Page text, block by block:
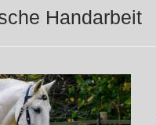
Handarbeit